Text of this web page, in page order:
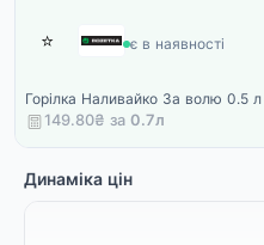
⭐ Rozetka
є в наявності
Горілка Наливайко За волю 0.5
149.80₴ за 0.7л
Динаміка цін